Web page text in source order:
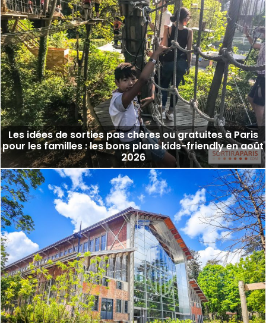
Les idées de sorties pas chères ou gratuites à Paris
pour les familles : les bons plans kids-friendly en août
2026